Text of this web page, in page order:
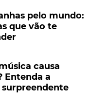
pelo mundo:
que vão te
causa
Entenda a
surpreendente